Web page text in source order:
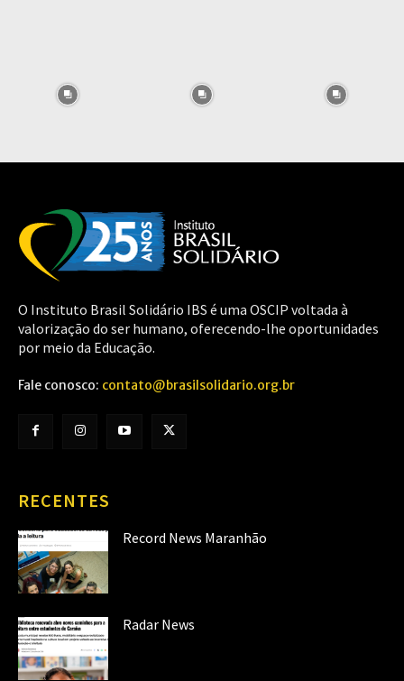
O Instituto Brasil Solidário IBS é uma OSCIP voltada à
valorização do ser humano, oferecendo-lhe oportunidades
por meio da Educação.
Fale conosco: contato@brasilsolidario.org.br
RECENTES
Record News Maranhão
Radar News